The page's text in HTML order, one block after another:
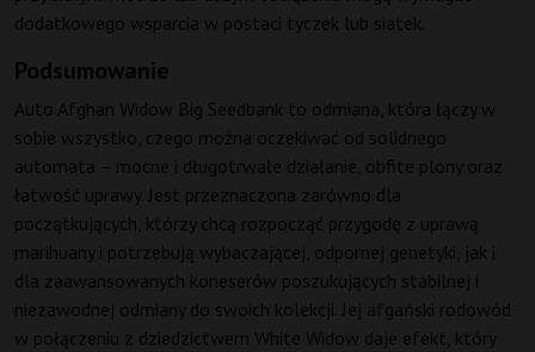
dodatkowego wsparcia w postaci tyczek lub siatek.
Podsumowanie
Auto Afghan Widow Big Seedbank to odmiana, która łączy w
sobie wszystko, czego można oczekiwać od solidnego
automata – mocne i długotrwałe działanie, obfite plony oraz
łatwość uprawy. Jest przeznaczona zarówno dla
początkujących, którzy chcą rozpocząć przygodę z uprawą
marihuany i potrzebują wybaczającej, odpornej genetyki, jak i
dla zaawansowanych koneserów poszukujących stabilnej i
niezawodnej odmiany do swoich kolekcji. Jej afgański rodowód
w połączeniu z dziedzictwem White Widow daje efekt, który